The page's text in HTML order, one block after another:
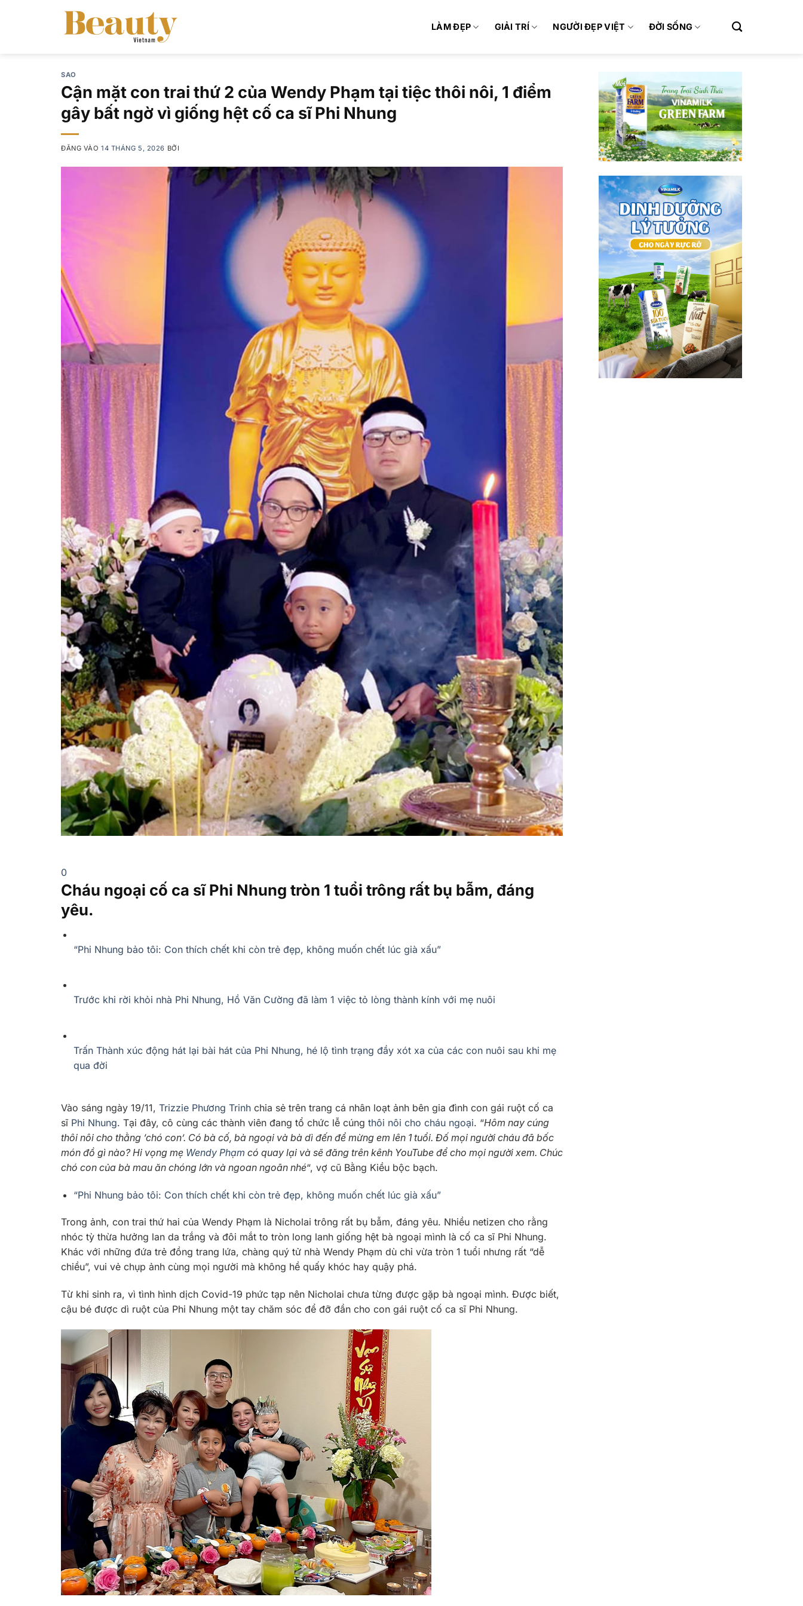
LÀM ĐẸP GIẢI TRÍ NGƯỜI ĐẸP VIỆT ĐỜI SỐNG
SAO
Cận mặt con trai thứ 2 của Wendy Phạm tại tiệc thôi nôi, 1 điểm
gây bất ngờ vì giống hệt cố ca sĩ Phi Nhung
ĐĂNG VÀO14 THÁNG 5, 2026 BỞI
0
Cháu ngoại cố ca sĩ Phi Nhung tròn 1 tuổi trông rất bụ bẫm, đáng
yêu.
“Phi Nhung bảo tôi: Con thích chết khi còn trẻ đẹp, không muốn chết lúc già xấu”
Trước khi rời khỏi nhà Phi Nhung, Hồ Văn Cường đã làm 1 việc tỏ lòng thành kính với mẹ nuôi
Trấn Thành xúc động hát lại bài hát của Phi Nhung, hé lộ tình trạng đầy xót xa của các con nuôi sau khi mẹ
qua đời
Vào sáng ngày 19/11, Trizzie Phương Trinh chia sẻ trên trang cá nhân loạt ảnh bên gia đình con gái ruột cố ca
sĩ Phi Nhung. Tại đây, cô cùng các thành viên đang tổ chức lễ cúng thôi nôi cho cháu ngoại. “Hôm nay cúng
thôi nôi cho thằng ‘chó con’. Có bà cố, bà ngoại và bà dì đến để mừng em lên 1 tuổi. Đố mọi người cháu đã bốc
món đồ gì nào? Hi vọng mẹ Wendy Phạm có quay lại và sẽ đăng trên kênh YouTube để cho mọi người xem. Chúc
chó con của bà mau ăn chóng lớn và ngoan ngoãn nhé“, vợ cũ Bằng Kiều bộc bạch.
“Phi Nhung bảo tôi: Con thích chết khi còn trẻ đẹp, không muốn chết lúc già xấu”
Trong ảnh, con trai thứ hai của Wendy Phạm là Nicholai trông rất bụ bẫm, đáng yêu. Nhiều netizen cho rằng
nhóc tỳ thừa hưởng lan da trắng và đôi mắt to tròn long lanh giống hệt bà ngoại mình là cố ca sĩ Phi Nhung.
Khác với những đứa trẻ đồng trang lứa, chàng quý tử nhà Wendy Phạm dù chỉ vừa tròn 1 tuổi nhưng rất “dễ
chiều”, vui vẻ chụp ảnh cùng mọi người mà không hề quấy khóc hay quậy phá.
Từ khi sinh ra, vì tình hình dịch Covid-19 phức tạp nên Nicholai chưa từng được gặp bà ngoại mình. Được biết,
cậu bé được dì ruột của Phi Nhung một tay chăm sóc để đỡ đần cho con gái ruột cố ca sĩ Phi Nhung.